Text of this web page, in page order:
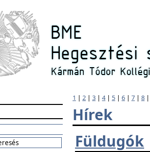
1 | 2 | 3 | 4| 5 | 6 | 7 | 8
Hírek
Füldugók